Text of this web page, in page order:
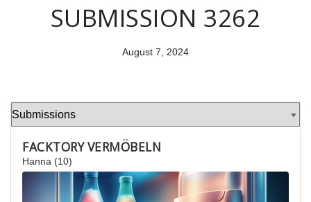
SUBMISSION 3262
August 7, 2024
FACKTORY VERMÖBELN
Hanna (10)